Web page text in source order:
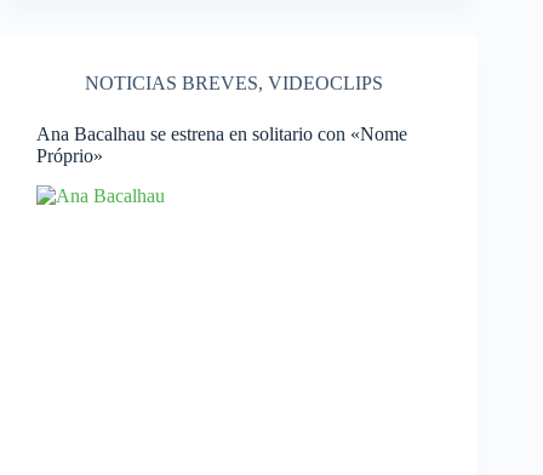
NOTICIAS BREVES, VIDEOCLIPS
Ana Bacalhau se estrena en solitario con «Nome
Próprio»